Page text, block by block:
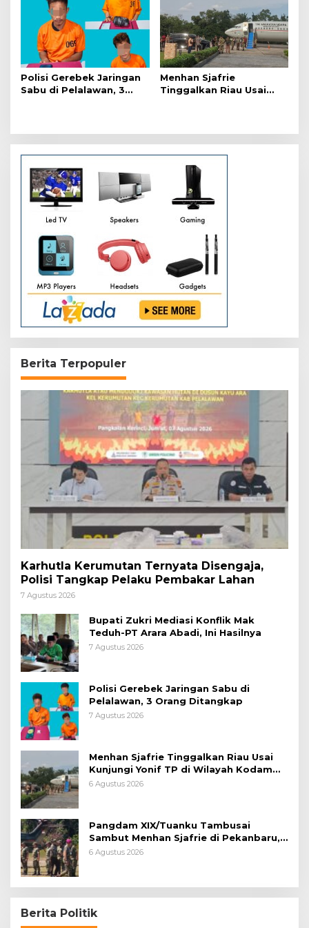
Polisi Gerebek Jaringan
Sabu di Pelalawan, 3
Menhan Sjafrie
Tinggalkan Riau Usai
Berita Terpopuler
Karhutla Kerumutan Ternyata Disengaja,
Polisi Tangkap Pelaku Pembakar Lahan
7 Agustus 2026
Bupati Zukri Mediasi Konflik Mak
Teduh-PT Arara Abadi, Ini Hasilnya
7 Agustus 2026
Polisi Gerebek Jaringan Sabu di
Pelalawan, 3 Orang Ditangkap
7 Agustus 2026
Menhan Sjafrie Tinggalkan Riau Usai
Kunjungi Yonif TP di Wilayah Kodam
XIX/Tuanku Tambusai
6 Agustus 2026
Pangdam XIX/Tuanku Tambusai
Sambut Menhan Sjafrie di Pekanbaru,
Ada Agenda Penting
6 Agustus 2026
Berita Politik